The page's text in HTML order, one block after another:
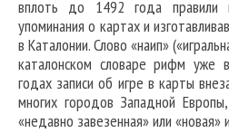
вплоть до 1492 года правили
упоминания о картах и
в Каталонии. Слово «наип»
каталонском словаре рифм
годах записи об игре в карты
многих городов Западной
«недавно завезенная» или «новая»